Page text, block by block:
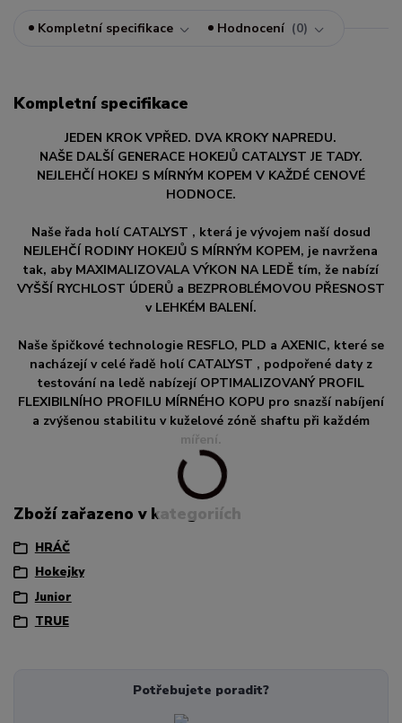
Kompletní specifikace Hodnocení 0
Kompletní specifikace
JEDEN KROK VPŘED. DVA KROKY NAPREDU.
NAŠE DALŠÍ GENERACE HOKEJŮ CATALYST JE TADY.
NEJLEHČÍ HOKEJ S MÍRNÝM KOPEM V KAŽDÉ CENOVÉ
HODNOCE.
Naše řada holí CATALYST , která je vývojem naší dosud
NEJLEHČÍ RODINY HOKEJŮ S MÍRNÝM KOPEM, je navržena
tak, aby MAXIMALIZOVALA VÝKON NA LEDĚ tím, že nabízí
VYŠŠÍ RYCHLOST ÚDERŮ a BEZPROBLÉMOVOU PŘESNOST
v LEHKÉM BALENÍ.
Naše špičkové technologie RESFLO, PLD a AXENIC, které se
nacházejí v celé řadě holí CATALYST , podpořené daty z
testování na ledě nabízejí OPTIMALIZOVANÝ PROFIL
FLEXIBILNÍHO PROFILU MÍRNÉHO KOPU pro snazší nabíjení
a zvýšenou stabilitu v kuželové zóně shaftu při každém
míření.
Zboží zařazeno v kategoriích
HRÁČ
Hokejky
Junior
TRUE
Potřebujete poradit?